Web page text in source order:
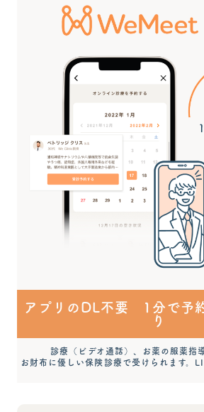
アプリのDL不要 1分で予
り
診療（ビデオ通話）、お薬の服薬指
お財布に優しい保険診療で受けられます。